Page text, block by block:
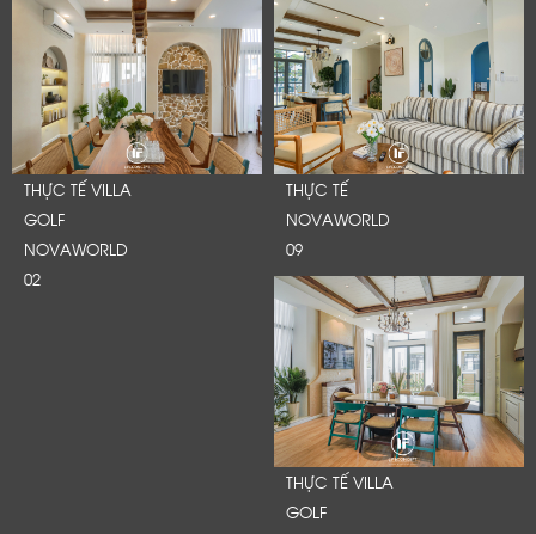
THỰC TẾ VILLA
GOLF
NOVAWORLD
02
THỰC TẾ
NOVAWORLD
09
THỰC TẾ VILLA
GOLF